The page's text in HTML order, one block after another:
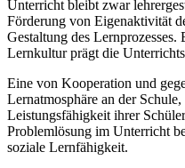
Unterricht bleibt zwar
Förderung von Eigenaktivität
Gestaltung des
Lernkultur prägt die
Eine von Kooperation und
Lernatmosphäre an der
Leistungsfähigkeit ihrer
Problemlösung im Unterricht
soziale Lernfähigkeit.